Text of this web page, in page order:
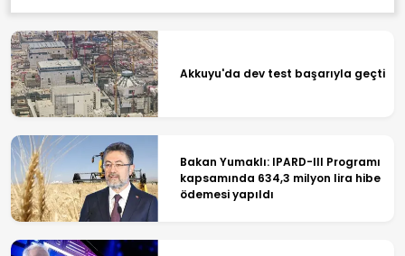
Akkuyu'da dev test başarıyla geçti
Bakan Yumaklı: IPARD-III Programı
kapsamında 634,3 milyon lira hibe
ödemesi yapıldı